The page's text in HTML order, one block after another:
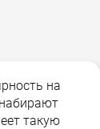
на
такую